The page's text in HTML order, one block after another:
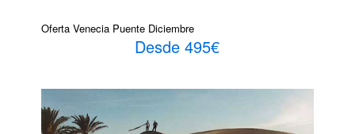
Oferta Venecia Puente Diciembre
Desde 495€